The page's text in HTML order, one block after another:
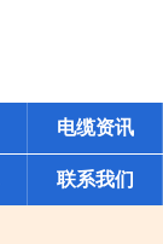
电缆资讯
联系我们